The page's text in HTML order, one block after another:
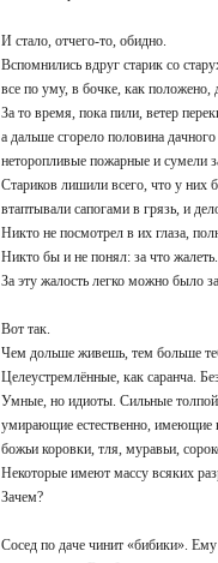
И стало, отчего-то, обидно.
Вспомнились вдруг старик со
все по уму, в бочке, как
За то время, пока пили, ветер
а дальше сгорело половина
неторопливые пожарные и сумели
Стариков лишили всего, что у них
втаптывали сапогами в грязь, и
Никто не посмотрел в их глаза,
Никто бы и не понял: за что
За эту жалость легко можно было
Вот так.
Чем дольше живешь, тем больше
Целеустремлённые, как саранча.
Умные, но идиоты. Сильные
умирающие естественно,
божьи коровки, тля, муравьи,
Некоторые имеют массу всяких
Зачем?
Сосед по даче чинит «бибики».